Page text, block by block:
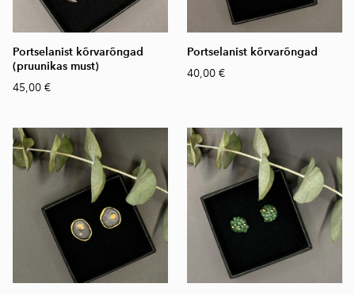
Portselanist kõrvarõngad
(pruunikas must)
45,00 €
Portselanist kõrvarõngad
40,00 €